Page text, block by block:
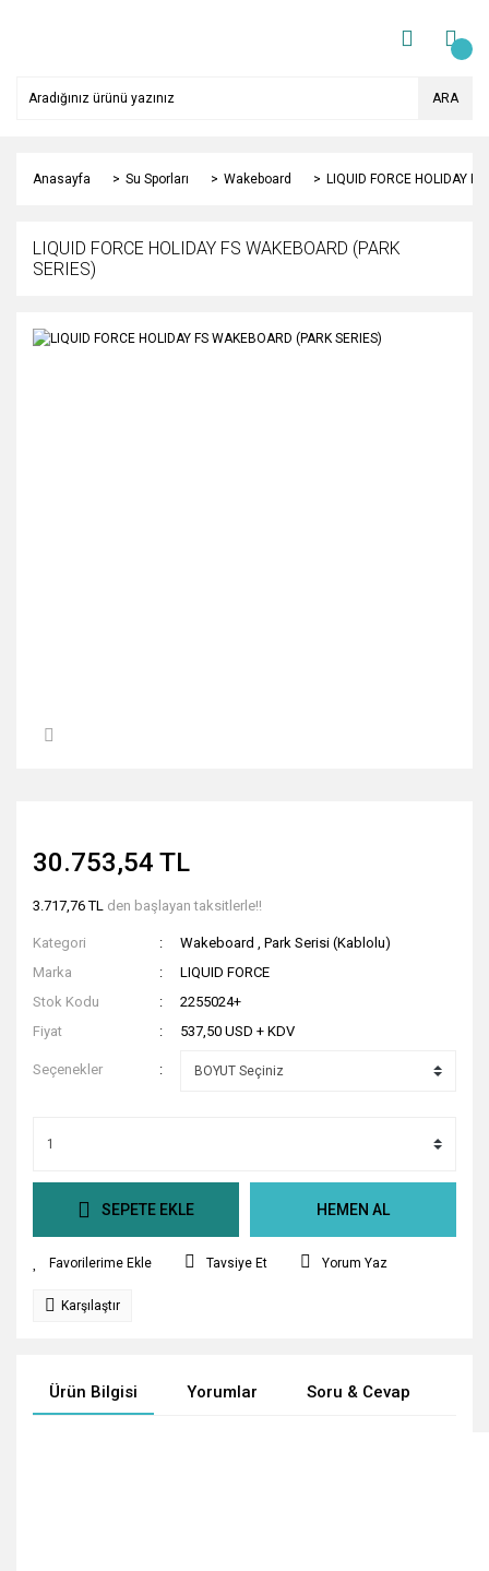
ARA
Anasayfa Su Sporları Wakeboard LIQUID FORCE HOLIDAY
LIQUID FORCE HOLIDAY FS WAKEBOARD (PARK
SERIES)
30.753,54 TL
3.717,76 TL den başlayan taksitlerle!!
Kategori Wakeboard ,Park Serisi (Kablolu)
Marka
LIQUID FORCE
Stok Kodu
2255024+
Fiyat
537,50 USD + KDV
Seçenekler
SEPETE EKLE HEMEN AL
Tavsiye Et Yorum Yaz
Karşılaştır
Ürün Bilgisi Yorumlar Soru & Cevap